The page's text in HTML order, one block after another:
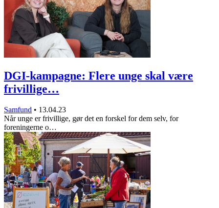
DGI-kampagne: Flere unge skal være
frivillige…
Samfund • 13.04.23
Når unge er frivillige, gør det en forskel for dem selv, for
foreningerne o…